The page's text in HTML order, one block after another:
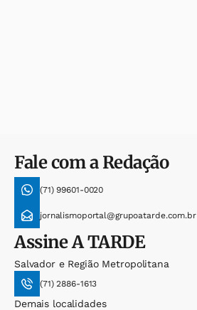
Fale com a Redação
(71) 99601-0020
jornalismoportal@grupoatarde.com.br
AssineA TARDE
Salvador e Região Metropolitana
(71) 2886-1613
Demais localidades